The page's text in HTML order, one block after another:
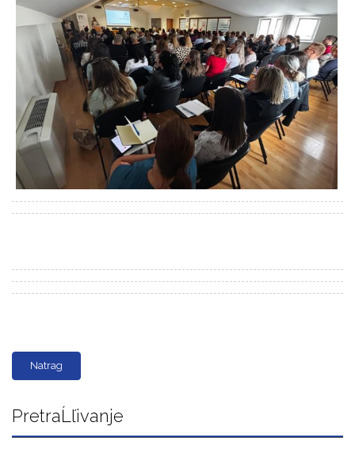
Natrag
PretraĹľivanje